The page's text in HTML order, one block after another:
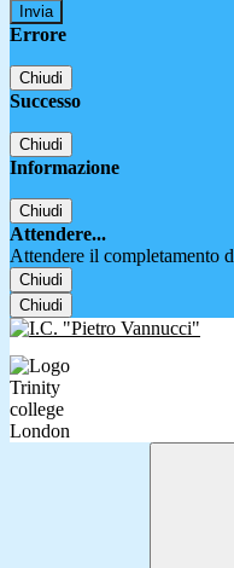
Errore
Chiudi
Successo
Chiudi
Informazione
Chiudi
Attendere...
Attendere il completamento
Chiudi
Chiudi